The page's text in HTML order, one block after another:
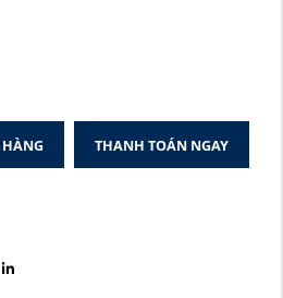
THANH TOÁN NGAY